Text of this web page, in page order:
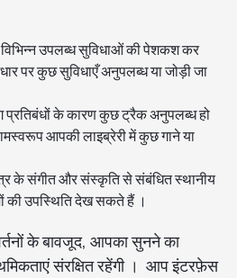
विभिन्न उपलब्ध सुविधाओं की पेशकश कर
पर कुछ सुविधाएँ अनुपलब्ध या जोड़ी जा
प्रतिबंधों के कारण कुछ ट्रैक अनुपलब्ध हो
आपकी लाइब्रेरी में कुछ गाने या
के संगीत और संस्कृति से संबंधित स्थानीय
की उपस्थिति देख सकते हैं ।
के बावजूद, आपका सुनने का
संरक्षित रहेंगी । आप इंटरफ़ेस